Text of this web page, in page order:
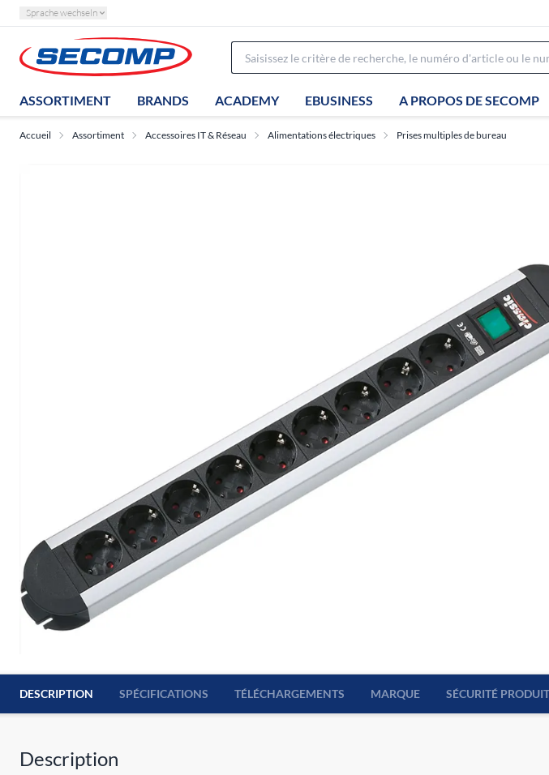
Sprache wechseln
ASSORTIMENT BRANDS ACADEMY EBUSINESS A PROPOS DE SECOMP
Accueil Assortiment Accessoires IT & Réseau Alimentations électriques Prises multiples de bureau
DESCRIPTION SPÉCIFICATIONS TÉLÉCHARGEMENTS MARQUE SÉCURITÉ PRODUIT
Description